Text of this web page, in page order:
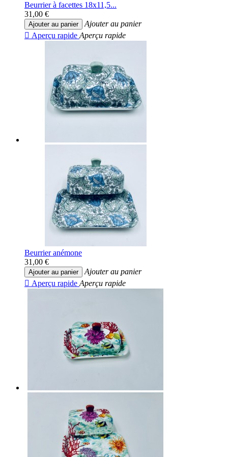
Beurrier à facettes 18x11,5...
31,00 €
Ajouter au panier
Ajouter au panier
 Aperçu rapide Aperçu rapide
Beurrier anémone
31,00 €
Ajouter au panier
Ajouter au panier
 Aperçu rapide Aperçu rapide